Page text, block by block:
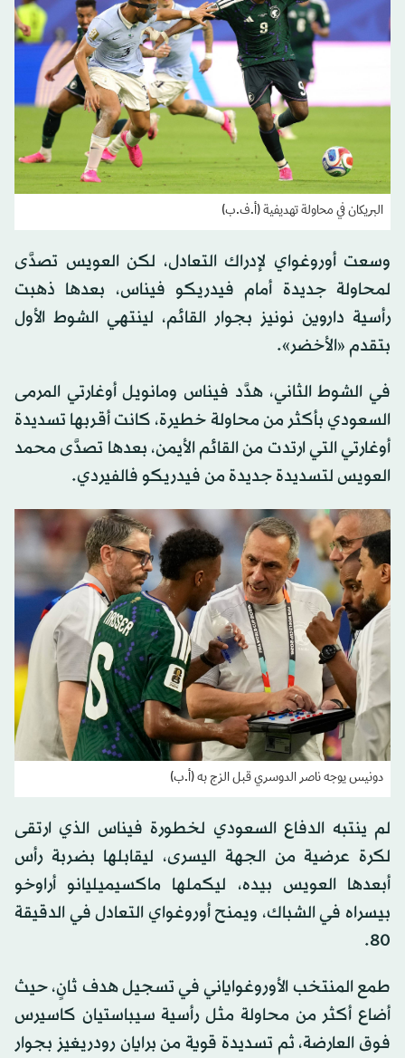
البريكان في محاولة تهديفية (أ.ف.ب)
وسعت أوروغواي لإدراك التعادل، لكن العويس تصدَّى
لمحاولة جديدة أمام فيدريكو فيناس، بعدها ذهبت
رأسية داروين نونيز بجوار القائم، لينتهي الشوط الأول
بتقدم «الأخضر».
في الشوط الثاني، هدَّد فيناس ومانويل أوغارتي المرمى
السعودي بأكثر من محاولة خطيرة، كانت أقربها تسديدة
أوغارتي التي ارتدت من القائم الأيمن، بعدها تصدَّى محمد
العويس لتسديدة جديدة من فيدريكو فالفيردي.
دونيس يوجه ناصر الدوسري قبل الزج به (أ.ب)
لم ينتبه الدفاع السعودي لخطورة فيناس الذي ارتقى
لكرة عرضية من الجهة اليسرى، ليقابلها بضربة رأس
أبعدها العويس بيده، ليكملها ماكسيميليانو أراوخو
بيسراه في الشباك، ويمنح أوروغواي التعادل في الدقيقة
80.
طمع المنتخب الأوروغواياني في تسجيل هدف ثانٍ، حيث
أضاع أكثر من محاولة مثل رأسية سيباستيان كاسيرس
فوق العارضة، ثم تسديدة قوية من برايان رودريغيز بجوار